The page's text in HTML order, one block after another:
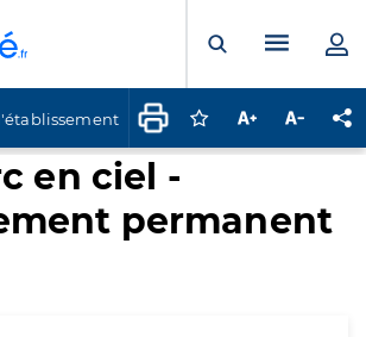
Ouvrir laMenu
Connectez-vous
Augmenter la
en ciel -
permanent